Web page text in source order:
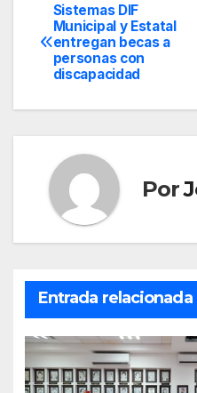
Navegación
de
entradas
Sistemas DIF
Municipal y Estatal
entregan becas a
personas con
discapacidad
Por
Entrada relacionada